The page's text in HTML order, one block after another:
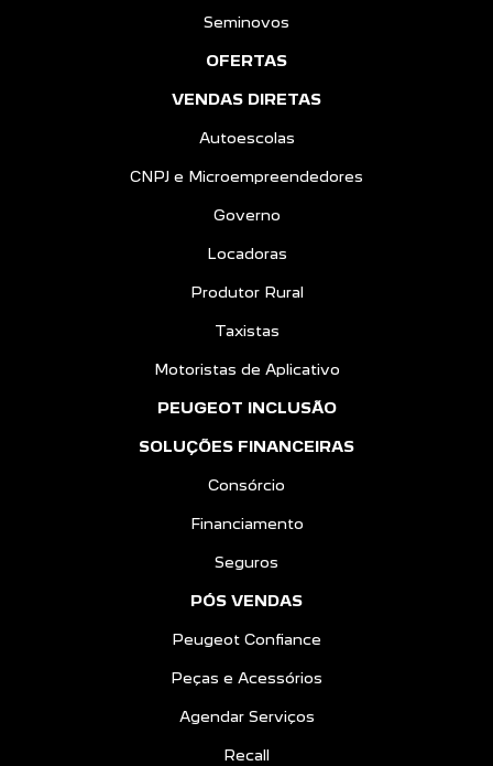
Seminovos
OFERTAS
VENDAS DIRETAS
Autoescolas
CNPJ e Microempreendedores
Governo
Locadoras
Produtor Rural
Taxistas
Motoristas de Aplicativo
PEUGEOT INCLUSÃO
SOLUÇÕES FINANCEIRAS
Consórcio
Financiamento
Seguros
PÓS VENDAS
Peugeot Confiance
Peças e Acessórios
Agendar Serviços
Recall